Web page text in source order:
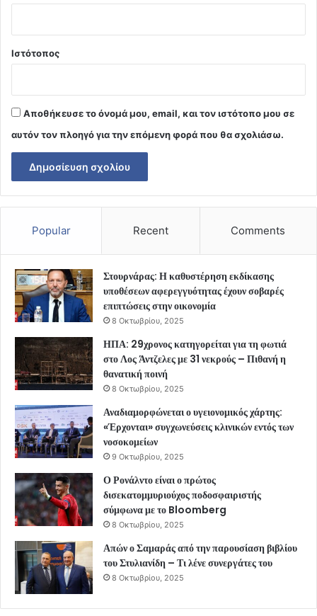
Ιστότοπος
Αποθήκευσε το όνομά μου, email, και τον ιστότοπο μου σε
αυτόν τον πλοηγό για την επόμενη φορά που θα σχολιάσω.
Popular Recent Comments
Στουρνάρας: Η καθυστέρηση εκδίκασης
υποθέσεων αφερεγγυότητας έχουν σοβαρές
επιπτώσεις στην οικονομία
8 Οκτωβρίου, 2025
ΗΠΑ: 29χρονος κατηγορείται για τη φωτιά
στο Λος Άντζελες με 31 νεκρούς – Πιθανή η
θανατική ποινή
8 Οκτωβρίου, 2025
Αναδιαμορφώνεται ο υγειονομικός χάρτης:
«Έρχονται» συγχωνεύσεις κλινικών εντός των
νοσοκομείων
9 Οκτωβρίου, 2025
Ο Ρονάλντο είναι ο πρώτος
δισεκατομμυριούχος ποδοσφαιριστής
σύμφωνα με το Bloomberg
8 Οκτωβρίου, 2025
Απών ο Σαμαράς από την παρουσίαση βιβλίου
του Στυλιανίδη – Τι λένε συνεργάτες του
8 Οκτωβρίου, 2025